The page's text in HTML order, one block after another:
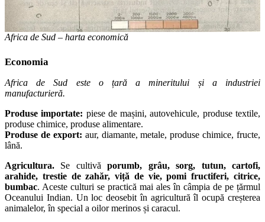
Africa de Sud – harta economică
Economia
Africa de Sud este o țară a mineritului și a industriei
manufacturieră.
Produse importate: piese de mașini, autovehicule, produse textile,
produse chimice, produse alimentare.
Produse de export: aur, diamante, metale, produse chimice, fructe,
lână.
Agricultura. Se cultivă porumb, grâu, sorg, tutun, cartofi,
arahide, trestie de zahăr, viță de vie, pomi fructiferi, citrice,
bumbac. Aceste culturi se practică mai ales în câmpia de pe țărmul
Oceanului Indian. Un loc deosebit în agricultură îl ocupă creșterea
animalelor, în special a oilor merinos și caracul.